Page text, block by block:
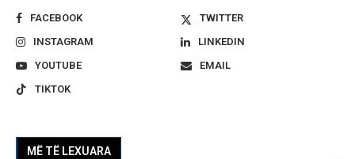
FACEBOOK
TWITTER
INSTAGRAM
LINKEDIN
YOUTUBE
EMAIL
TIKTOK
MË TË LEXUARA